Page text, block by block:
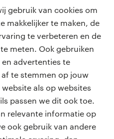
gebruik van cookies om
makkelijker te maken, de
te verbeteren en de
meten. Ook gebruiken
advertenties te
te stemmen op jouw
als op websites
passen we dit ook toe.
relevante informatie op
ook gebruik van andere